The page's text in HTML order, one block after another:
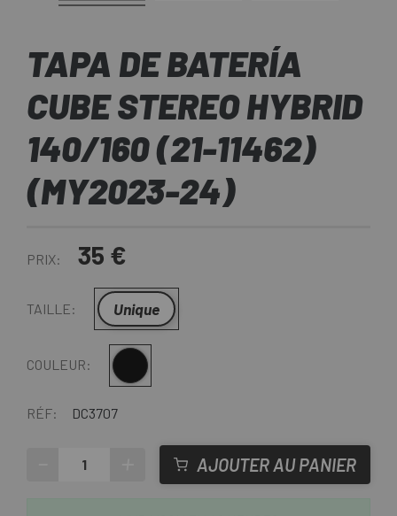
TAPA DE BATERÍA
CUBE STEREO HYBRID
140/160 (21-11462)
(MY2023-24)
PRIX: 35 €
TAILLE: Unique
COULEUR:
RÉF: DC3707
AJOUTER AU PANIER